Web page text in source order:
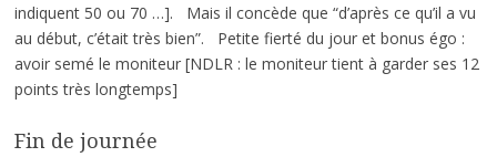
indiquent 50 ou 70 …]. Mais il concède que “d’après ce qu’il a vu
au début, c’était très bien”. Petite fierté du jour et bonus égo :
avoir semé le moniteur [NDLR : le moniteur tient à garder ses 12
points très longtemps]
Fin de journée